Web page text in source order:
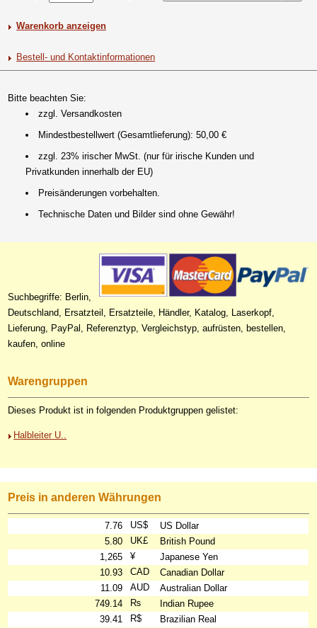
Warenkorb anzeigen
Bestell- und Kontaktinformationen
Bitte beachten Sie:
zzgl. Versandkosten
Mindestbestellwert (Gesamtlieferung): 50,00 €
zzgl. 23% irischer MwSt. (nur für irische Kunden und
Privatkunden innerhalb der EU)
Preisänderungen vorbehalten.
Technische Daten und Bilder sind ohne Gewähr!
Suchbegriffe: Berlin,
Deutschland, Ersatzteil, Ersatzteile, Händler, Katalog, Laserkopf,
Lieferung, PayPal, Referenztyp, Vergleichstyp, aufrüsten, bestellen,
kaufen, online
Warengruppen
Dieses Produkt ist in folgenden Produktgruppen gelistet:
Halbleiter U..
Preis in anderen Währungen
7.76 US$
US Dollar
5.80
UK£
British Pound
1,265
¥
Japanese Yen
10.93
CAD
Canadian Dollar
11.09
AUD
Australian Dollar
749.14
₨
Indian Rupee
39.41
R$
Brazilian Real